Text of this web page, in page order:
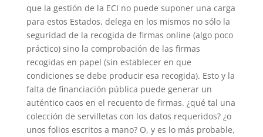
que la gestión de la ECI no puede suponer una carga
para estos Estados, delega en los mismos no sólo la
seguridad de la recogida de firmas online (algo poco
práctico) sino la comprobación de las firmas
recogidas en papel (sin establecer en que
condiciones se debe producir esa recogida). Esto y la
falta de financiación pública puede generar un
auténtico caos en el recuento de firmas. ¿qué tal una
colección de servilletas con los datos requeridos? ¿o
unos folios escritos a mano? O, y es lo más probable,